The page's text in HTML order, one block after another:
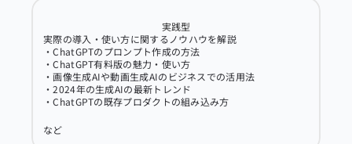
実践型
実際の導入・使い方に関するノウハウを解説
・ChatGPTのプロンプト作成の方法
・ChatGPT有料版の魅力・使い方
・画像生成AIや動画生成AIのビジネスでの活用法
・2024年の生成AIの最新トレンド
・ChatGPTの既存プロダクトの組み込み方
など